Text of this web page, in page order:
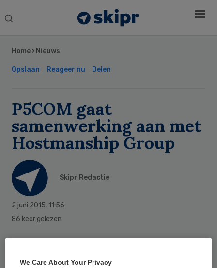
Search
Home › Nieuws
Opslaan Reageer nu Delen
P5COM gaat
samenwerking aan met
Hostmanship Group
Skipr Redactie
2 juni 2015, 11:56
86 keer gelezen
Hostmanship Group zijn een strategische
Sidebar
We Care About Your Privacy